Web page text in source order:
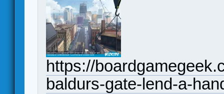
https://
baldurs-gate-lend-a-